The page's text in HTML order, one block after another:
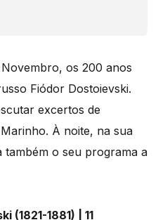
os 200 anos
Fiódor Dostoievski.
excertos de
À noite, na sua
também o seu programa a
(1821-1881) | 11